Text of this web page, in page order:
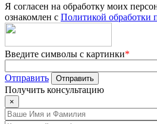
Я согласен на обработку моих
ознакомлен с Политикой обработки
Введите символы с картинки*
Отправить
Получить консультацию
×